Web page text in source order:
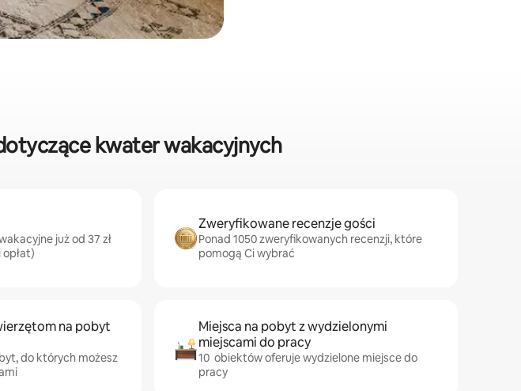
kwater wakacyjnych
już od 37 zł
Zweryfikowane recenzje gości
Ponad 1050 zweryfikowanych recenzji, które
pomogą Ci wybrać
na pobyt
do których możesz
Miejsca na pobyt z wydzielonymi
miejscami do pracy
10 obiektów oferuje wydzielone miejsce do
pracy